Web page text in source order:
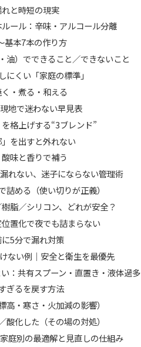
と時短の現実
ール：辛味・アルコール分離
基本7本の作り方
油）でできること／できないこと
くい「家庭の標準」
・煮る・和える
地で迷わない早見表
格上げする“3ブレンド”
を出すと外れない
味と香りで補う
れない、迷子にならない管理術
める（使い切りが正義）
脂／シリコン、どれが安全？
置化で夜でも詰まらない
5分で漏れ対策
ない例｜安全と衛生を最優先
：共有スプーン・直置き・液体過多
ぎるを戻す方法
・寒さ・火加減の影響）
化した（その場の対処）
庭別の最適解と見直しの仕組み